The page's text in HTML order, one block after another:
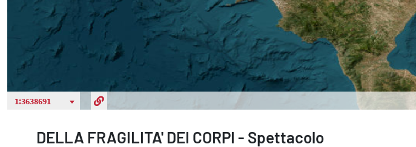
DELLA FRAGILITA' DEI CORPI - Spettacolo